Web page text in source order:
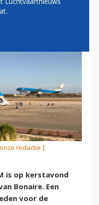
onze redactie |
is op kerstavond
Bonaire. Een
voor de